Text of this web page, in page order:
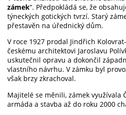
zámek“. Předpokládá se, že
týneckých gotických tvrzí. Starý
přestavěn na úřednický dům.
V roce 1927 prodal Jindřich
českému architektovi Jaroslavu
uskutečnil opravu a dokončil
vlastního návrhu. V zámku byl
však brzy zkrachoval.
Majitelé se měnili, zámek využívala
armáda a stavba až do roku 2000